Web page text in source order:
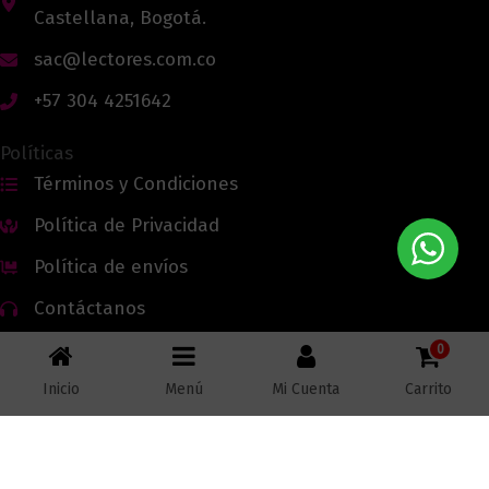
Castellana, Bogotá.
sac@lectores.com.co
+57 304 4251642
Políticas
Términos y Condiciones
Política de Privacidad
Política de envíos
Contáctanos
Todos los derechos reservados © 2026 Lectores.co |
Inicio Menú Mi Cuenta
0
Carrito